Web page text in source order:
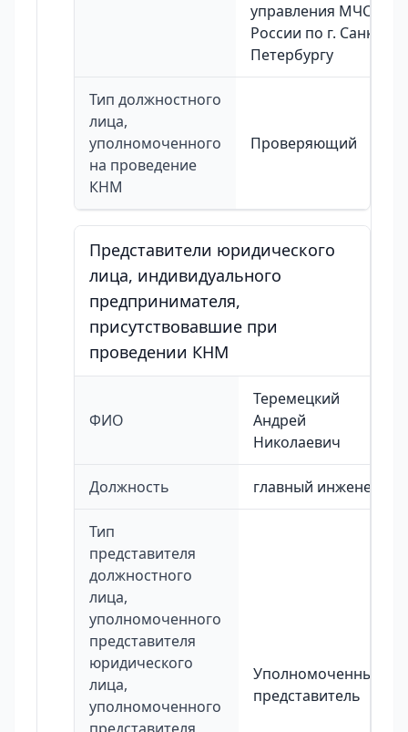
управления МЧС
России по г. Санкт-
Петербургу
Тип должностного
лица,
уполномоченного
на проведение
КНМ
Проверяющий
Представители юридического
лица, индивидуального
предпринимателя,
присутствовавшие при
проведении КНМ
ФИО
Теремецкий
Андрей
Николаевич
Должность главный инженер
Тип
представителя
должностного
лица,
уполномоченного
представителя
юридического
лица,
уполномоченного
Уполномоченный
представитель